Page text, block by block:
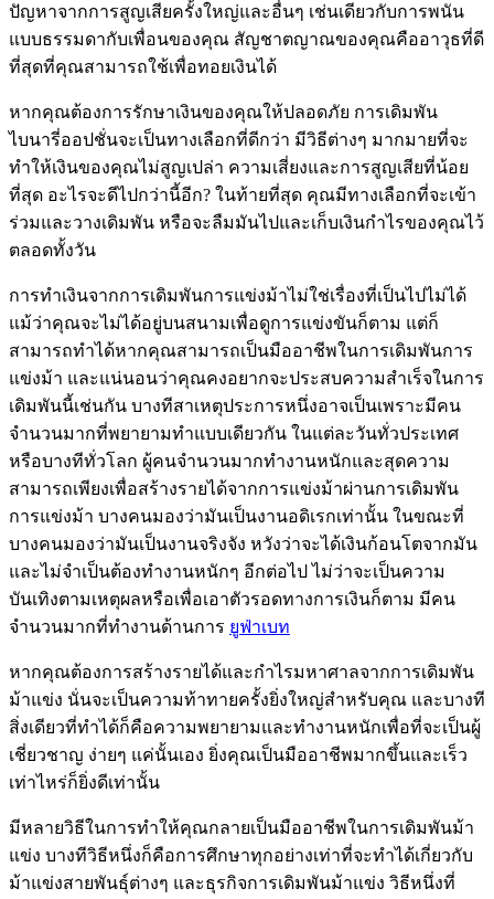
ปัญหาจากการสูญเสียครั้งใหญ่และอื่นๆ เช่นเดียวกับการพนัน
แบบธรรมดากับเพื่อนของคุณ สัญชาตญาณของคุณคืออาวุธที่ดี
ที่สุดที่คุณสามารถใช้เพื่อทอยเงินได้
หากคุณต้องการรักษาเงินของคุณให้ปลอดภัย การเดิมพัน
ไบนารี่ออปชั่นจะเป็นทางเลือกที่ดีกว่า มีวิธีต่างๆ มากมายที่จะ
ทำให้เงินของคุณไม่สูญเปล่า ความเสี่ยงและการสูญเสียที่น้อย
ที่สุด อะไรจะดีไปกว่านี้อีก? ในท้ายที่สุด คุณมีทางเลือกที่จะเข้า
ร่วมและวางเดิมพัน หรือจะลืมมันไปและเก็บเงินกำไรของคุณไว้
ตลอดทั้งวัน
การทำเงินจากการเดิมพันการแข่งม้าไม่ใช่เรื่องที่เป็นไปไม่ได้
แม้ว่าคุณจะไม่ได้อยู่บนสนามเพื่อดูการแข่งขันก็ตาม แต่ก็
สามารถทำได้หากคุณสามารถเป็นมืออาชีพในการเดิมพันการ
แข่งม้า และแน่นอนว่าคุณคงอยากจะประสบความสำเร็จในการ
เดิมพันนี้เช่นกัน บางทีสาเหตุประการหนึ่งอาจเป็นเพราะมีคน
จำนวนมากที่พยายามทำแบบเดียวกัน ในแต่ละวันทั่วประเทศ
หรือบางทีทั่วโลก ผู้คนจำนวนมากทำงานหนักและสุดความ
สามารถเพียงเพื่อสร้างรายได้จากการแข่งม้าผ่านการเดิมพัน
การแข่งม้า บางคนมองว่ามันเป็นงานอดิเรกเท่านั้น ในขณะที่
บางคนมองว่ามันเป็นงานจริงจัง หวังว่าจะได้เงินก้อนโตจากมัน
และไม่จำเป็นต้องทำงานหนักๆ อีกต่อไป ไม่ว่าจะเป็นความ
บันเทิงตามเหตุผลหรือเพื่อเอาตัวรอดทางการเงินก็ตาม มีคน
จำนวนมากที่ทำงานด้านการ ยูฟ่าเบท
หากคุณต้องการสร้างรายได้และกำไรมหาศาลจากการเดิมพัน
ม้าแข่ง นั่นจะเป็นความท้าทายครั้งยิ่งใหญ่สำหรับคุณ และบางที
สิ่งเดียวที่ทำได้ก็คือความพยายามและทำงานหนักเพื่อที่จะเป็นผู้
เชี่ยวชาญ ง่ายๆ แค่นั้นเอง ยิ่งคุณเป็นมืออาชีพมากขึ้นและเร็ว
เท่าไหร่ก็ยิ่งดีเท่านั้น
มีหลายวิธีในการทำให้คุณกลายเป็นมืออาชีพในการเดิมพันม้า
แข่ง บางทีวิธีหนึ่งก็คือการศึกษาทุกอย่างเท่าที่จะทำได้เกี่ยวกับ
ม้าแข่งสายพันธุ์ต่างๆ และธุรกิจการเดิมพันม้าแข่ง วิธีหนึ่งที่